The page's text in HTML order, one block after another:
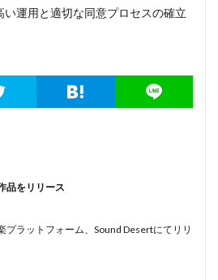
運用と適切な同意プロセスの確立
品をリリース
プラットフォーム、Sound Desertにてリリ